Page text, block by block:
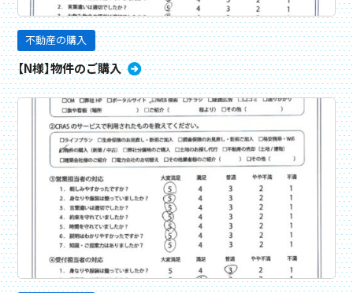
不動産の購入
【N様】物件のご購入